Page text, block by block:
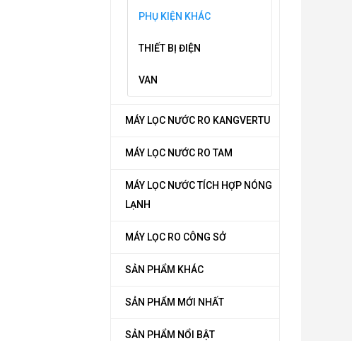
PHỤ KIỆN KHÁC
THIẾT BỊ ĐIỆN
VAN
MÁY LỌC NƯỚC RO KANGVERTU
MÁY LỌC NƯỚC RO TAM
MÁY LỌC NƯỚC TÍCH HỢP NÓNG
LẠNH
MÁY LỌC RO CÔNG SỞ
SẢN PHẨM KHÁC
SẢN PHẨM MỚI NHẤT
SẢN PHẨM NỔI BẬT